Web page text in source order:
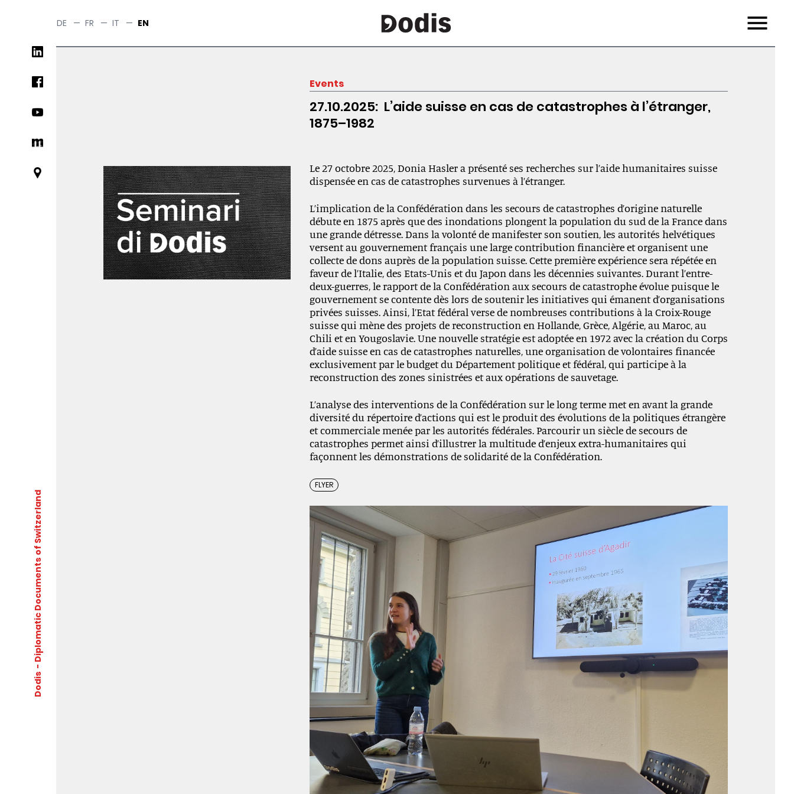
content
DE — FR — IT — EN
Menu
Social
links
Dodis
- Diplomatic Documents of Switzerland
Events
27.10.2025: L’aide suisse en cas de catastrophes à l’étranger,
1875–1982
Le 27 octobre 2025, Donia Hasler a présenté ses recherches sur l’aide humanitaires suisse
dispensée en cas de catastrophes survenues à l’étranger.
L’implication de la Confédération dans les secours de catastrophes d’origine naturelle
débute en 1875 après que des inondations plongent la population du sud de la France dans
une grande détresse. Dans la volonté de manifester son soutien, les autorités helvétiques
versent au gouvernement français une large contribution financière et organisent une
collecte de dons auprès de la population suisse. Cette première expérience sera répétée en
faveur de l’Italie, des Etats-Unis et du Japon dans les décennies suivantes. Durant l’entre-
deux-guerres, le rapport de la Confédération aux secours de catastrophe évolue puisque le
gouvernement se contente dès lors de soutenir les initiatives qui émanent d’organisations
privées suisses. Ainsi, l’Etat fédéral verse de nombreuses contributions à la Croix-Rouge
suisse qui mène des projets de reconstruction en Hollande, Grèce, Algérie, au Maroc, au
Chili et en Yougoslavie. Une nouvelle stratégie est adoptée en 1972 avec la création du Corps
d’aide suisse en cas de catastrophes naturelles, une organisation de volontaires financée
exclusivement par le budget du Département politique et fédéral, qui participe à la
reconstruction des zones sinistrées et aux opérations de sauvetage.
L’analyse des interventions de la Confédération sur le long terme met en avant la grande
diversité du répertoire d’actions qui est le produit des évolutions de la politiques étrangère
et commerciale menée par les autorités fédérales. Parcourir un siècle de secours de
catastrophes permet ainsi d’illustrer la multitude d’enjeux extra-humanitaires qui
façonnent les démonstrations de solidarité de la Confédération.
FLYER